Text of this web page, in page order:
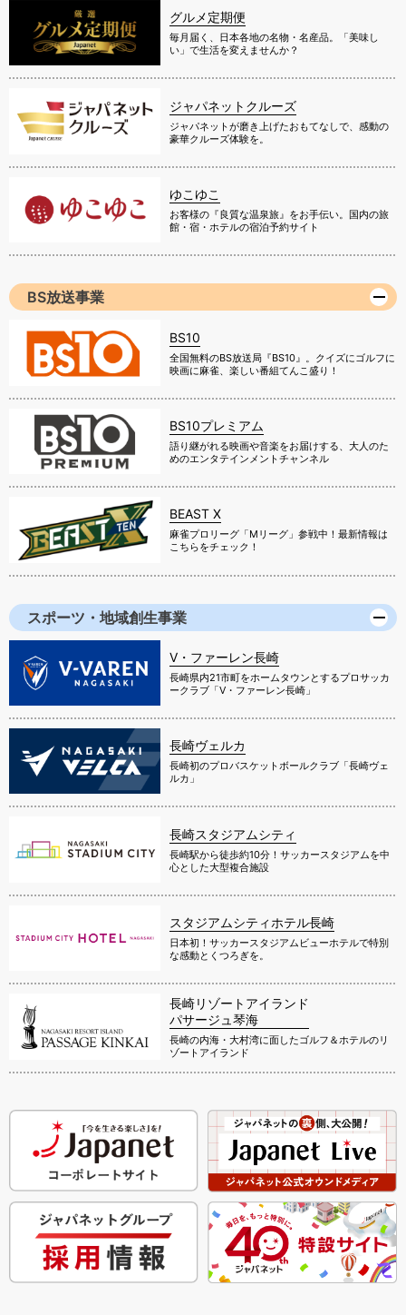
グルメ定期便
毎月届く、日本各地の名物・名産品。「美味し
い」で生活を変えませんか？
ジャパネットクルーズ
ジャパネットが磨き上げたおもてなしで、感動の
豪華クルーズ体験を。
ゆこゆこ
お客様の『良質な温泉旅』をお手伝い。国内の旅
館・宿・ホテルの宿泊予約サイト
BS放送事業
BS10
全国無料のBS放送局『BS10』。クイズにゴルフに
映画に麻雀、楽しい番組てんこ盛り！
BS10プレミアム
語り継がれる映画や音楽をお届けする、大人のた
めのエンタテインメントチャンネル
BEAST X
麻雀プロリーグ「Mリーグ」参戦中！最新情報は
こちらをチェック！
スポーツ・地域創生事業
V・ファーレン長崎
長崎県内21市町をホームタウンとするプロサッカ
ークラブ「V・ファーレン長崎」
長崎ヴェルカ
長崎初のプロバスケットボールクラブ「長崎ヴェ
ルカ」
長崎スタジアムシティ
長崎駅から徒歩約10分！サッカースタジアムを中
心とした大型複合施設
スタジアムシティホテル長崎
日本初！サッカースタジアムビューホテルで特別
な感動とくつろぎを。
長崎リゾートアイランド
パサージュ琴海
長崎の内海・大村湾に面したゴルフ＆ホテルのリ
ゾートアイランド